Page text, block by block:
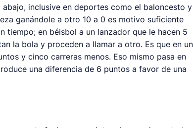
inclusive en deportes como el baloncesto y
ganándole a otro 10 a 0 es motivo suficiente
tiempo; en béisbol a un lanzador que le hacen 5
la bola y proceden a llamar a otro. Es que en un
y cinco carreras menos. Eso mismo pasa en
una diferencia de 6 puntos a favor de una